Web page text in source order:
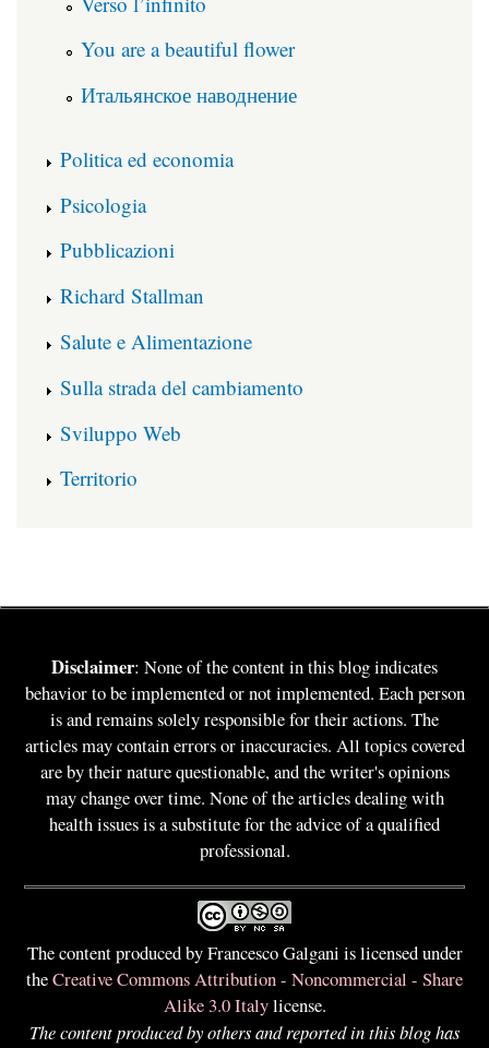
You are a beautiful flower
Итальянское наводнение
Politica ed economia
Psicologia
Pubblicazioni
Richard Stallman
Salute e Alimentazione
Sulla strada del cambiamento
Sviluppo Web
Territorio
Disclaimer: None of the content in this blog indicates
behavior to be implemented or not implemented. Each person
is and remains solely responsible for their actions. The
articles may contain errors or inaccuracies. All topics covered
are by their nature questionable, and the writer's opinions
may change over time. None of the articles dealing with
health issues is a substitute for the advice of a qualified
professional.
The content produced by Francesco Galgani is licensed under
theCreative Commons Attribution - Noncommercial - Share
Alike 3.0 Italylicense.
The content produced by others and reported in this blog has